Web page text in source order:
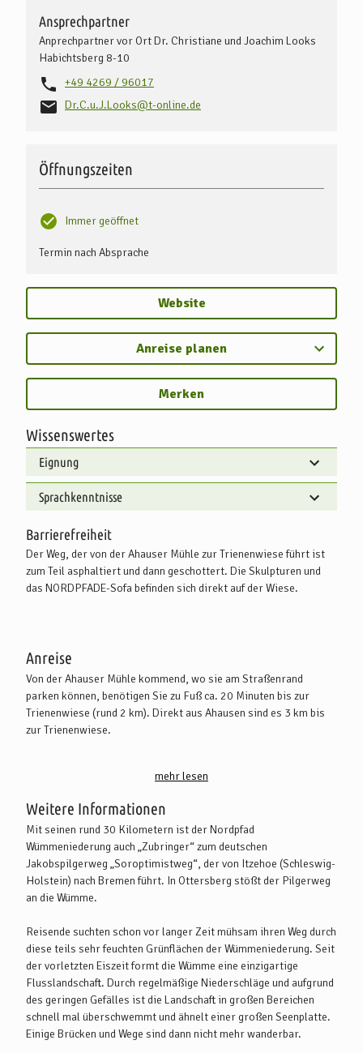
Wissenswertes
Eignung
Sprachkenntnisse
Barrierefreiheit
Der Weg, der von der Ahauser Mühle zur Trienenwiese führt ist
zum Teil asphaltiert und dann geschottert. Die Skulpturen und
das NORDPFADE-Sofa befinden sich direkt auf der Wiese.
Anreise
Von der Ahauser Mühle kommend, wo sie am Straßenrand
parken können, benötigen Sie zu Fuß ca. 20 Minuten bis zur
Trienenwiese (rund 2 km). Direkt aus Ahausen sind es 3 km bis
zur Trienenwiese.
Die Anfahrt erfolgt aus Bremen und Hamburg über die A1 bis
Hellweger Straße bis Ahausen. Dort links auf die Unterstedter
Straße abbiegen und von dort erneut links Auf den Wiesen
abbiegen. Der Straße bis zum Ende folgen und wiederum links
abbiegen. Nach ca. 300 m haben Sie das Ziel erreicht.
Mit öffentlichen Verkehrsmitteln:
vom Bahnhof Sottrum (Ortsteil Hassendorf) zu Fuß und per Rad
entfernt. Die Bahngesellschaft "metronom" bietet mit dem
"metronom regio" eine direkte Verbindung zwischen Hamburg
und Bremen an. Vom Bahnhof und vom Ortszentrum Sottrum
fährt ein Bürgerbus in die umliegenden Orte. Auch vom
Rotenburger Bahnhof fährt eine Buslinie direkt nach Ahausen.
Weitere Infos zu den Bus- und Bahnverbindungen finden Sie unter
mehr lesen
Weitere Informationen
Mit seinen rund 30 Kilometern ist der Nordpfad
Wümmeniederung auch „Zubringer“ zum deutschen
Jakobspilgerweg „Soroptimistweg“, der von Itzehoe (Schleswig-
Holstein) nach Bremen führt. In Ottersberg stößt der Pilgerweg
an die Wümme.
Reisende suchten schon vor langer Zeit mühsam ihren Weg durch
diese teils sehr feuchten Grünflächen der Wümmeniederung. Seit
der vorletzten Eiszeit formt die Wümme eine einzigartige
Flusslandschaft. Durch regelmäßige Niederschläge und aufgrund
des geringen Gefälles ist die Landschaft in großen Bereichen
schnell mal überschwemmt und ähnelt einer großen Seenplatte.
Einige Brücken und Wege sind dann nicht mehr wanderbar.
Ansprechpartner
Anprechpartner vor Ort Dr. Christiane und Joachim Looks
Habichtsberg 8-10
+49 4269 / 96017
Dr.C.u.J.Looks@t-online.de
Öffnungszeiten
Immer geöffnet
Termin nach Absprache
Website
Anreise planen
Merken